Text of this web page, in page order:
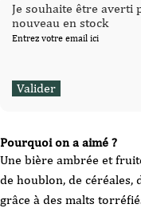
Pourquoi on a aimé ?
Une bière ambrée et
de houblon, de céréales,
grâce à des malts
Je souhaite être averti
nouveau en stock
Entrez votre email ici